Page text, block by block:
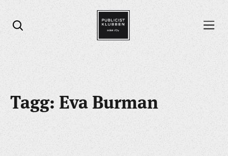
Öppna sök
Öppna menyn
Tagg: Eva Burman